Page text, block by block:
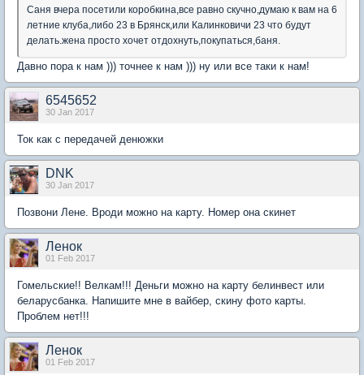
Саня вчера посетили коробкина,все равно скучно,думаю к вам на 6
летние клуба,либо 23 в Брянск,или Калинковичи 23 что будут
делать.жена просто хочет отдохнуть,покупаться,баня.
Давно пора к нам ))) точнее к нам ))) ну или все таки к нам!
6545652
30 Jan 2017
Ток как с передачей денюжки
DNK
30 Jan 2017
Позвони Лене. Вроди можно на карту. Номер она скинет
Ленок
01 Feb 2017
Гомельские!! Велкам!!! Деньги можно на карту белинвест или
беларусбанка. Напишите мне в вайбер, скину фото карты.
Проблем нет!!!
Ленок
01 Feb 2017